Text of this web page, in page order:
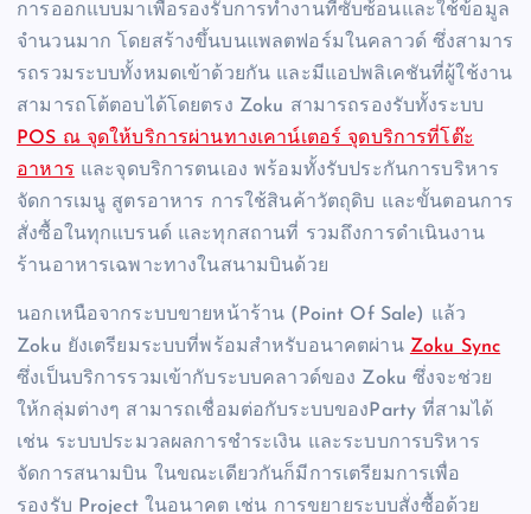
การออกแบบมาเพื่อรองรับการทำงานที่ซับซ้อนและใช้ข้อมูล
จำนวนมาก โดยสร้างขึ้นบนแพลตฟอร์มในคลาวด์ ซึ่งสามาร
รถรวมระบบทั้งหมดเข้าด้วยกัน และมีแอปพลิเคชันที่ผู้ใช้งาน
สามารถโต้ตอบได้โดยตรง Zoku สามารถรองรับทั้งระบบ
POS ณ จุดให้บริการผ่านทางเคาน์เตอร์ จุดบริการที่โต๊ะ
อาหาร และจุดบริการตนเอง พร้อมทั้งรับประกันการบริหาร
จัดการเมนู สูตรอาหาร การใช้สินค้าวัตถุดิบ และขั้นตอนการ
สั่งซื้อในทุกแบรนด์ และทุกสถานที่ รวมถึงการดำเนินงาน
ร้านอาหารเฉพาะทางในสนามบินด้วย
นอกเหนือจากระบบขายหน้าร้าน (Point Of Sale) แล้ว
Zoku ยังเตรียมระบบที่พร้อมสำหรับอนาคตผ่าน Zoku Sync
ซึ่งเป็นบริการรวมเข้ากับระบบคลาวด์ของ Zoku ซึ่งจะช่วย
ให้กลุ่มต่างๆ สามารถเชื่อมต่อกับระบบของParty ที่สามได้
เช่น ระบบประมวลผลการชำระเงิน และระบบการบริหาร
จัดการสนามบิน ในขณะเดียวกันก็มีการเตรียมการเพื่อ
รองรับ Project ในอนาคต เช่น การขยายระบบสั่งซื้อด้วย